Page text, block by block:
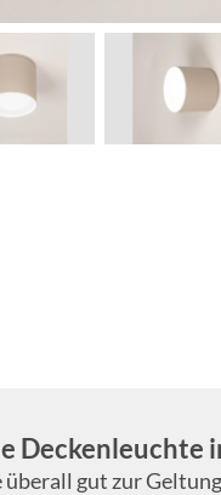
Deckenleuchte
überall gut zur